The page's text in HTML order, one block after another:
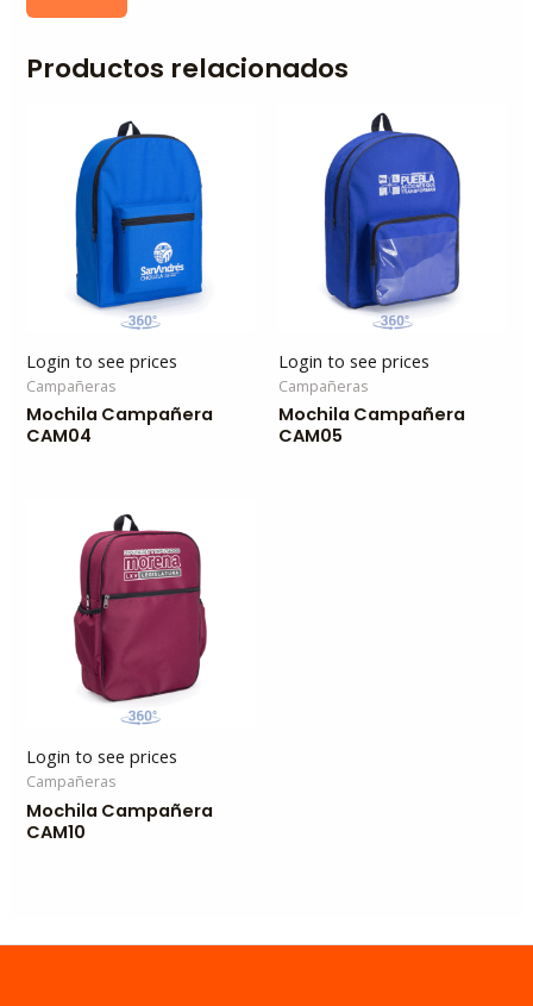
Productos relacionados
Login to see prices
Campañeras
Mochila Campañera
CAM04
Login to see prices
Campañeras
Mochila Campañera
CAM05
Login to see prices
Campañeras
Mochila Campañera
CAM10